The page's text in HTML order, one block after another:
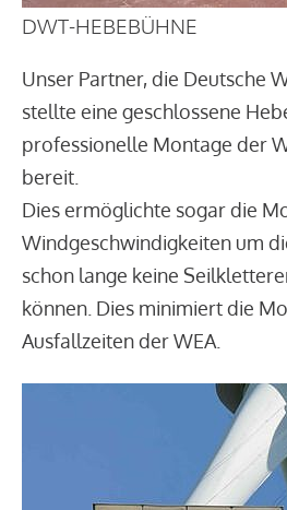
DWT-HEBEBÜHNE
Unser Partner, die Deutsche
stellte eine geschlossene
professionelle Montage der
bereit.
Dies ermöglichte sogar die
Windgeschwindigkeiten um
schon lange keine
können. Dies minimiert die
Ausfallzeiten der WEA.